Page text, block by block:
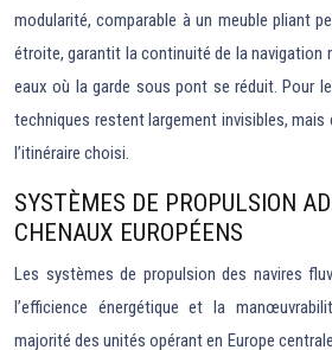
modularité, comparable à un meuble pliant
étroite, garantit la continuité de la navigation
eaux où la garde sous pont se réduit. Pour
techniques restent largement invisibles,
l’itinéraire choisi.
SYSTÈMES DE PROPULSION
CHENAUX EUROPÉENS
Les systèmes de propulsion des navires
l’efficience énergétique et la
majorité des unités opérant en Europe